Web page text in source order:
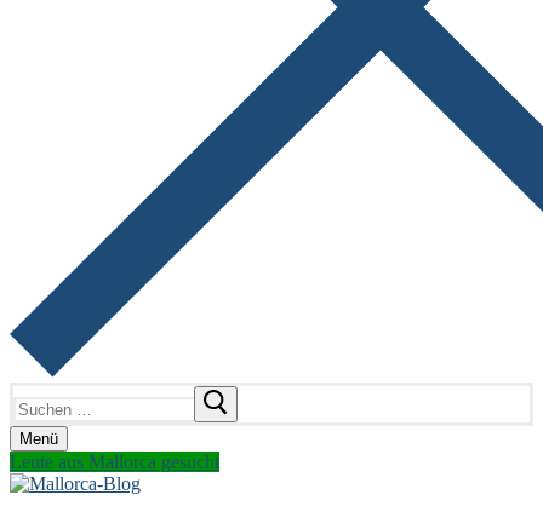
nach:
Menü
Leute aus Mallorca gesucht